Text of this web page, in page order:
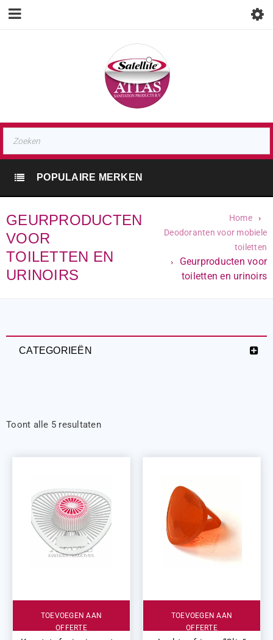
POPULAIRE MERKEN
GEURPRODUCTEN
VOOR
TOILETTEN EN
URINOIRS
Home
›
Deodoranten voor mobiele
toiletten
›
Geurproducten voor
toiletten en urinoirs
CATEGORIEËN
Toont alle 5 resultaten
TOEVOEGEN AAN
OFFERTE
TOEVOEGEN AAN
OFFERTE